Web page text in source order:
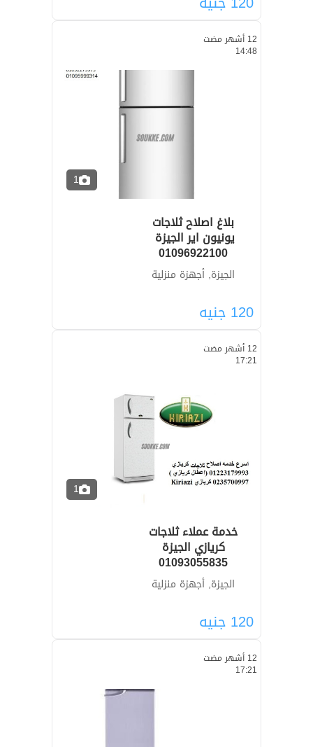
12 أشهر مضت
14:48
1
بلاغ اصلاح ثلاجات
01096922100
الجيزة, أجهزة منزلية
120 جنيه
12 أشهر مضت
17:21
1
خدمة عملاء ثلاجات
كريازي الجيزة
01093055835
الجيزة, أجهزة منزلية
120 جنيه
12 أشهر مضت
17:21